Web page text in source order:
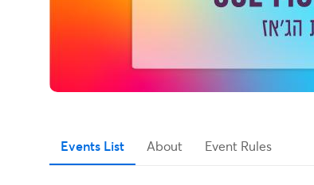
Events List About Event Rules